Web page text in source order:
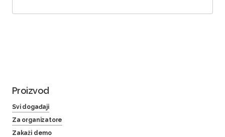
Proizvod
Svi događaji
Za organizatore
Zakaži demo